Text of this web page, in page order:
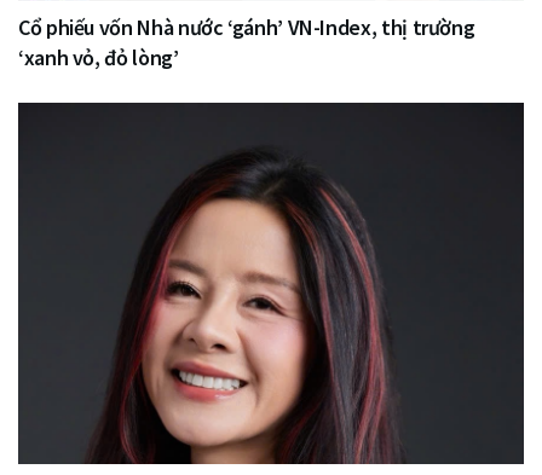
Cổ phiếu vốn Nhà nước ‘gánh’ VN-Index, thị trường
‘xanh vỏ, đỏ lòng’